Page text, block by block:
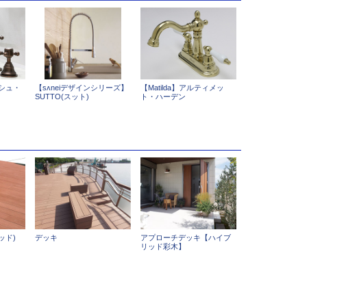
ュ・
【sʌneiデザインシリーズ】
SUTTO(スット)
【Matilda】アルティメッ
ト・ハーデン
ド) デッキ
アプローチデッキ【ハイブ
リッド彩木】